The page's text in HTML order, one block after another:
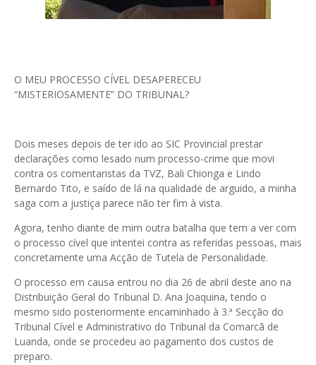
O MEU PROCESSO CÍVEL DESAPERECEU
“MISTERIOSAMENTE” DO TRIBUNAL?
Dois meses depois de ter ido ao SIC Provincial prestar
declarações como lesado num processo-crime que movi
contra os comentaristas da TVZ, Bali Chionga e Lindo
Bernardo Tito, e saído de lá na qualidade de arguido, a minha
saga com a justiça parece não ter fim à vista.
Agora, tenho diante de mim outra batalha que tem a ver com
o processo cível que intentei contra as referidas pessoas, mais
concretamente uma Acção de Tutela de Personalidade.
O processo em causa entrou no dia 26 de abril deste ano na
Distribuição Geral do Tribunal D. Ana Joaquina, tendo o
mesmo sido posteriormente encaminhado à 3.ª Secção do
Tribunal Cível e Administrativo do Tribunal da Comarcã de
Luanda, onde se procedeu ao pagamento dos custos de
preparo.